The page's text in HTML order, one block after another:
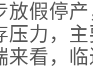
放假停
压力，
来看，